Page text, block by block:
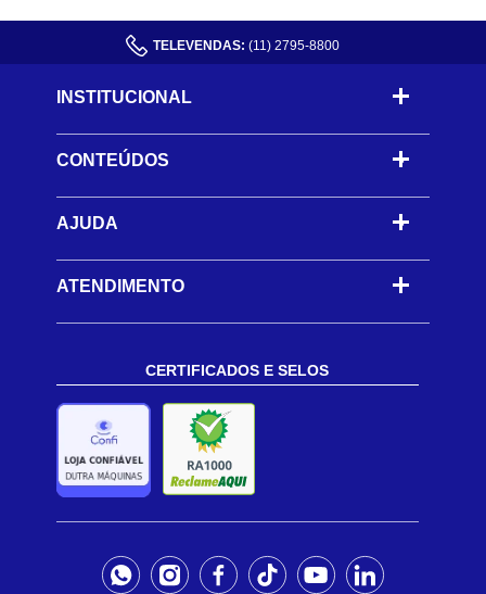
TELEVENDAS: (11) 2795-8800
INSTITUCIONAL
CONTEÚDOS -
AJUDA -
ATENDIMENTO
CERTIFICADOS E SELOS